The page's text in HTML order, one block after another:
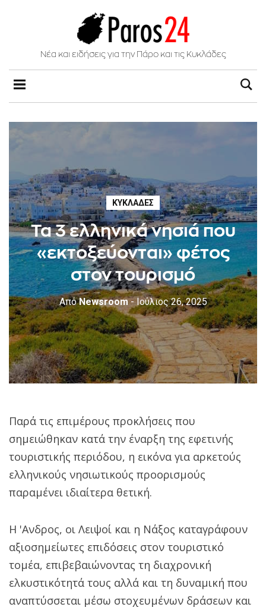
Νέα και ειδήσεις για την Πάρο και τις Κυκλάδες
ΚΥΚΛΆΔΕΣ
Τα 3 ελληνικά νησιά που
«εκτοξεύονται» φέτος
στον τουρισμό
ΑπόNewsroom - Ιούλιος 26, 2025
Παρά τις επιμέρους προκλήσεις που
σημειώθηκαν κατά την έναρξη της εφετινής
τουριστικής περιόδου, η εικόνα για αρκετούς
ελληνικούς νησιωτικούς προορισμούς
παραμένει ιδιαίτερα θετική.
Η 'Ανδρος, οι Λειψοί και η Νάξος καταγράφουν
αξιοσημείωτες επιδόσεις στον τουριστικό
τομέα, επιβεβαιώνοντας τη διαχρονική
ελκυστικότητά τους αλλά και τη δυναμική που
αναπτύσσεται μέσω στοχευμένων δράσεων και